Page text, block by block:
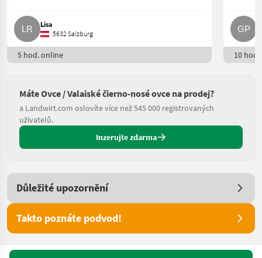
Lisa
5632 Salzburg
5 hod. online 10
Máte Ovce / Valaiské čierno-nosé ovce na prodej?
a Landwirt.com oslovíte více než 545 000 registrovaných
uživatelů.
Inzerujte zdarma
Důležité upozornění
Takto poznáte podvod!